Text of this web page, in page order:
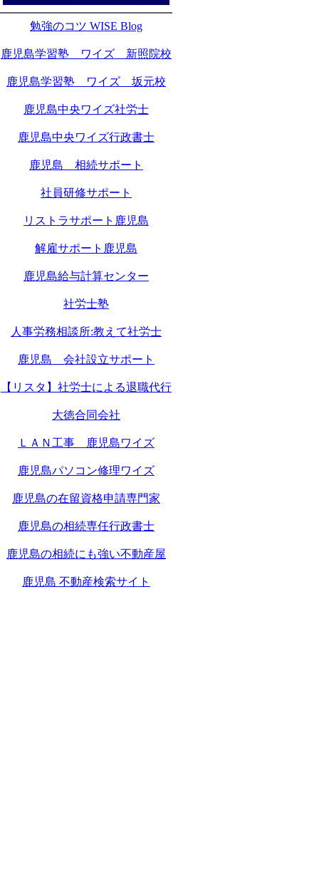
勉強のコツ WISE Blog
鹿児島学習塾 ワイズ 新照院校
鹿児島学習塾 ワイズ 坂元校
鹿児島中央ワイズ社労士
鹿児島中央ワイズ行政書士
鹿児島 相続サポート
社員研修サポート
リストラサポート鹿児島
解雇サポート鹿児島
鹿児島給与計算センター
社労士塾
人事労務相談所:教えて社労士
鹿児島 会社設立サポート
【リスタ】社労士による退職代行
大徳合同会社
ＬＡＮ工事 鹿児島ワイズ
鹿児島パソコン修理ワイズ
鹿児島の在留資格申請専門家
鹿児島の相続専任行政書士
鹿児島の相続にも強い不動産屋
鹿児島 不動産検索サイト